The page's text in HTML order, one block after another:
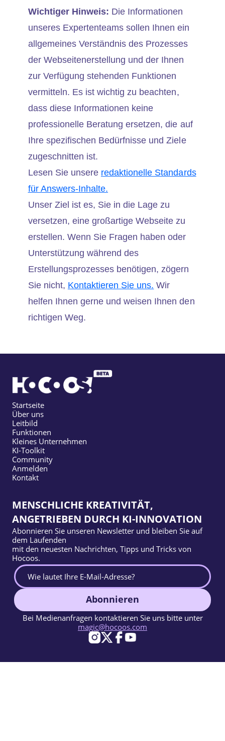
Wichtiger Hinweis: Die Informationen
unseres Expertenteams sollen Ihnen ein
allgemeines Verständnis des Prozesses
der Webseitenerstellung und der Ihnen
zur Verfügung stehenden Funktionen
vermitteln. Es ist wichtig zu beachten,
dass diese Informationen keine
professionelle Beratung ersetzen, die auf
Ihre spezifischen Bedürfnisse und Ziele
zugeschnitten ist.
Lesen Sie unsere redaktionelle Standards
für Answers-Inhalte.
Unser Ziel ist es, Sie in die Lage zu
versetzen, eine großartige Webseite zu
erstellen. Wenn Sie Fragen haben oder
Unterstützung während des
Erstellungsprozesses benötigen, zögern
Sie nicht, Kontaktieren Sie uns. Wir
helfen Ihnen gerne und weisen Ihnen den
richtigen Weg.
Startseite
Über uns
Leitbild
Funktionen
Kleines Unternehmen
KI-Toolkit
Community
Anmelden
Kontakt
MENSCHLICHE KREATIVITÄT,
ANGETRIEBEN DURCH KI-INNOVATION
Abonnieren Sie unseren Newsletter und bleiben Sie auf
dem Laufenden
mit den neuesten Nachrichten, Tipps und Tricks von
Hocoos.
Abonnieren
Bei Medienanfragen kontaktieren Sie uns bitte unter
magic@hocoos.com